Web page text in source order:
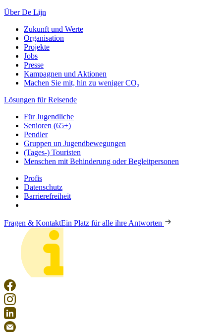
Über De Lijn
Zukunft und Werte
Organisation
Projekte
Jobs
Presse
Kampagnen und Aktionen
Machen Sie mit, hin zu weniger CO₂
Lösungen für Reisende
Für Jugendliche
Senioren (65+)
Pendler
Gruppen un Jugendbewegungen
(Tages-) Touristen
Menschen mit Behinderung oder Begleitpersonen
Profis
Datenschutz
Barrierefreiheit
Fragen & KontaktEin Platz für alle ihre Antworten